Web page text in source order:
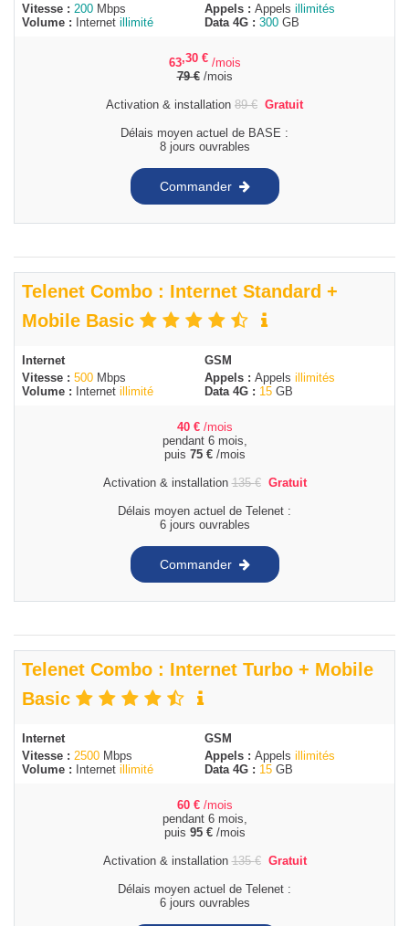
Vitesse : 200 Mbps
Volume :
Internet illimité
Appels : Appels illimités
Data 4G : 300 GB
63,30 € /mois
79€/mois
Activation & installation 89€ Gratuit
Délais moyen actuel de BASE :
8 jours ouvrables
Commander
Telenet Combo : Internet Standard +
Mobile Basic
Internet
Vitesse : 500 Mbps
Volume :
Internet illimité
GSM
Appels : Appels illimités
Data 4G : 15 GB
40 € /mois
pendant 6 mois,
puis 75 €/mois
Activation & installation135€ Gratuit
Délais moyen actuel de Telenet :
6 jours ouvrables
Commander
Telenet Combo : Internet Turbo + Mobile
Basic
Internet
Vitesse : 2500 Mbps
Volume :
Internet illimité
GSM
Appels : Appels illimités
Data 4G : 15 GB
60 € /mois
pendant 6 mois,
puis 95 €/mois
Activation & installation135€ Gratuit
Délais moyen actuel de Telenet :
6 jours ouvrables